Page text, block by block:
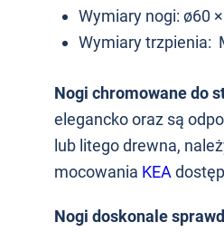
Wymiary nogi: ø60
Wymiary trzpienia:
Nogi chromowane do
elegancko oraz są
lub litego drewna,
mocowania KEA
Nogi doskonale